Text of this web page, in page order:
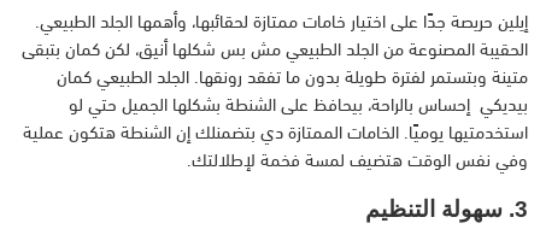
إيلين حريصة جدًا على اختيار خامات ممتازة لحقائبها، وأهمها الجلد الطبيعي.
الحقيبة المصنوعة من الجلد الطبيعي مش بس شكلها أنيق، لكن كمان بتبقى
متينة وبتستمر لفترة طويلة بدون ما تفقد رونقها. الجلد الطبيعي كمان
بيديكي إحساس بالراحة، بيحافظ على الشنطة بشكلها الجميل حتي لو
استخدمتيها يوميًا. الخامات الممتازة دي بتضمنلك إن الشنطة هتكون عملية
وفي نفس الوقت هتضيف لمسة فخمة لإطلالتك.
3. سهولة التنظيم